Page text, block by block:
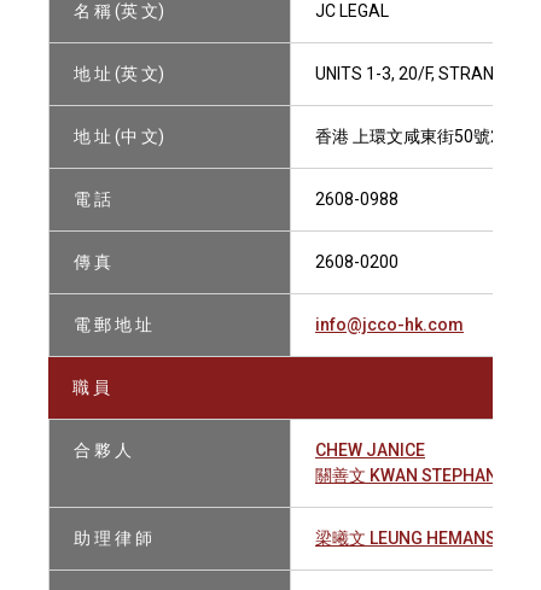
名 稱 (英 文) JC LEGAL
地 址 (英 文) UNITS 1-3, 20/F, STRAND 50,
地 址 (中 文) 香港 上環文咸東街50號20樓
電 話 2608-0988
傳 真 2608-0200
電 郵 地 址 info@jcco-hk.com
職 員
合 夥 人
CHEW JANICE
關善文 KWAN STEPHANIE
助 理 律 師 梁曦文 LEUNG HEMANS